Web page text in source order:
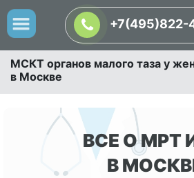
+7(495)822-
МСКТ органов малого таза у
в Москве
ВСЕ О МРТ
В